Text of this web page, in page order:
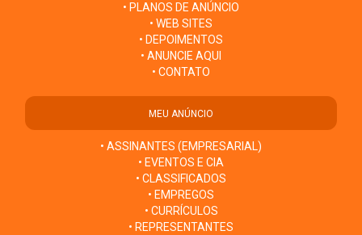
• PLANOS DE ANÚNCIO
• WEB SITES
• DEPOIMENTOS
• ANUNCIE AQUI
• CONTATO
MEU ANÚNCIO
• ASSINANTES (EMPRESARIAL)
• EVENTOS E CIA
• CLASSIFICADOS
• EMPREGOS
• CURRÍCULOS
• REPRESENTANTES